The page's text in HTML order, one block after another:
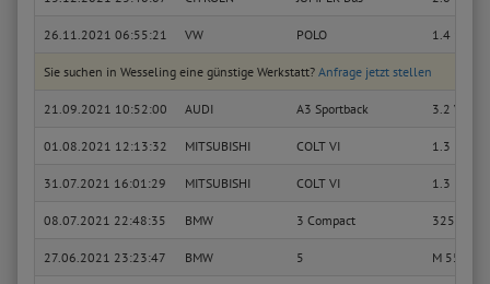
26.11.2021 06:55:21 VW POLO 1.4 16V
Sie suchen in Wesseling eine günstige Werkstatt? Anfrage jetzt stellen
21.09.2021 10:52:00 AUDI A3 Sportback 3.2 V6
01.08.2021 12:13:32 MITSUBISHI COLT VI 1.3
31.07.2021 16:01:29 MITSUBISHI COLT VI 1.3
08.07.2021 22:48:35 BMW 3 Compact 325 ti
27.06.2021 23:23:47 BMW 5 M 550 i